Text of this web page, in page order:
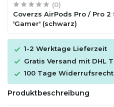
(0)
Coverzs AirPods Pro / Pro 2
'Gamer' (schwarz)
1-2 Werktage Lieferzeit
Gratis Versand mit DHL
100 Tage
Produktbeschreibung